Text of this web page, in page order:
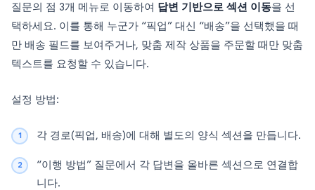
질문의 점 3개 메뉴로 이동하여 답변 기반으로 섹션 이동을 선
택하세요. 이를 통해 누군가 “픽업” 대신 “배송”을 선택했을 때
만 배송 필드를 보여주거나, 맞춤 제작 상품을 주문할 때만 맞춤
텍스트를 요청할 수 있습니다.
설정 방법:
각 경로(픽업, 배송)에 대해 별도의 양식 섹션을 만듭니다.
“이행 방법” 질문에서 각 답변을 올바른 섹션으로 연결합
니다.